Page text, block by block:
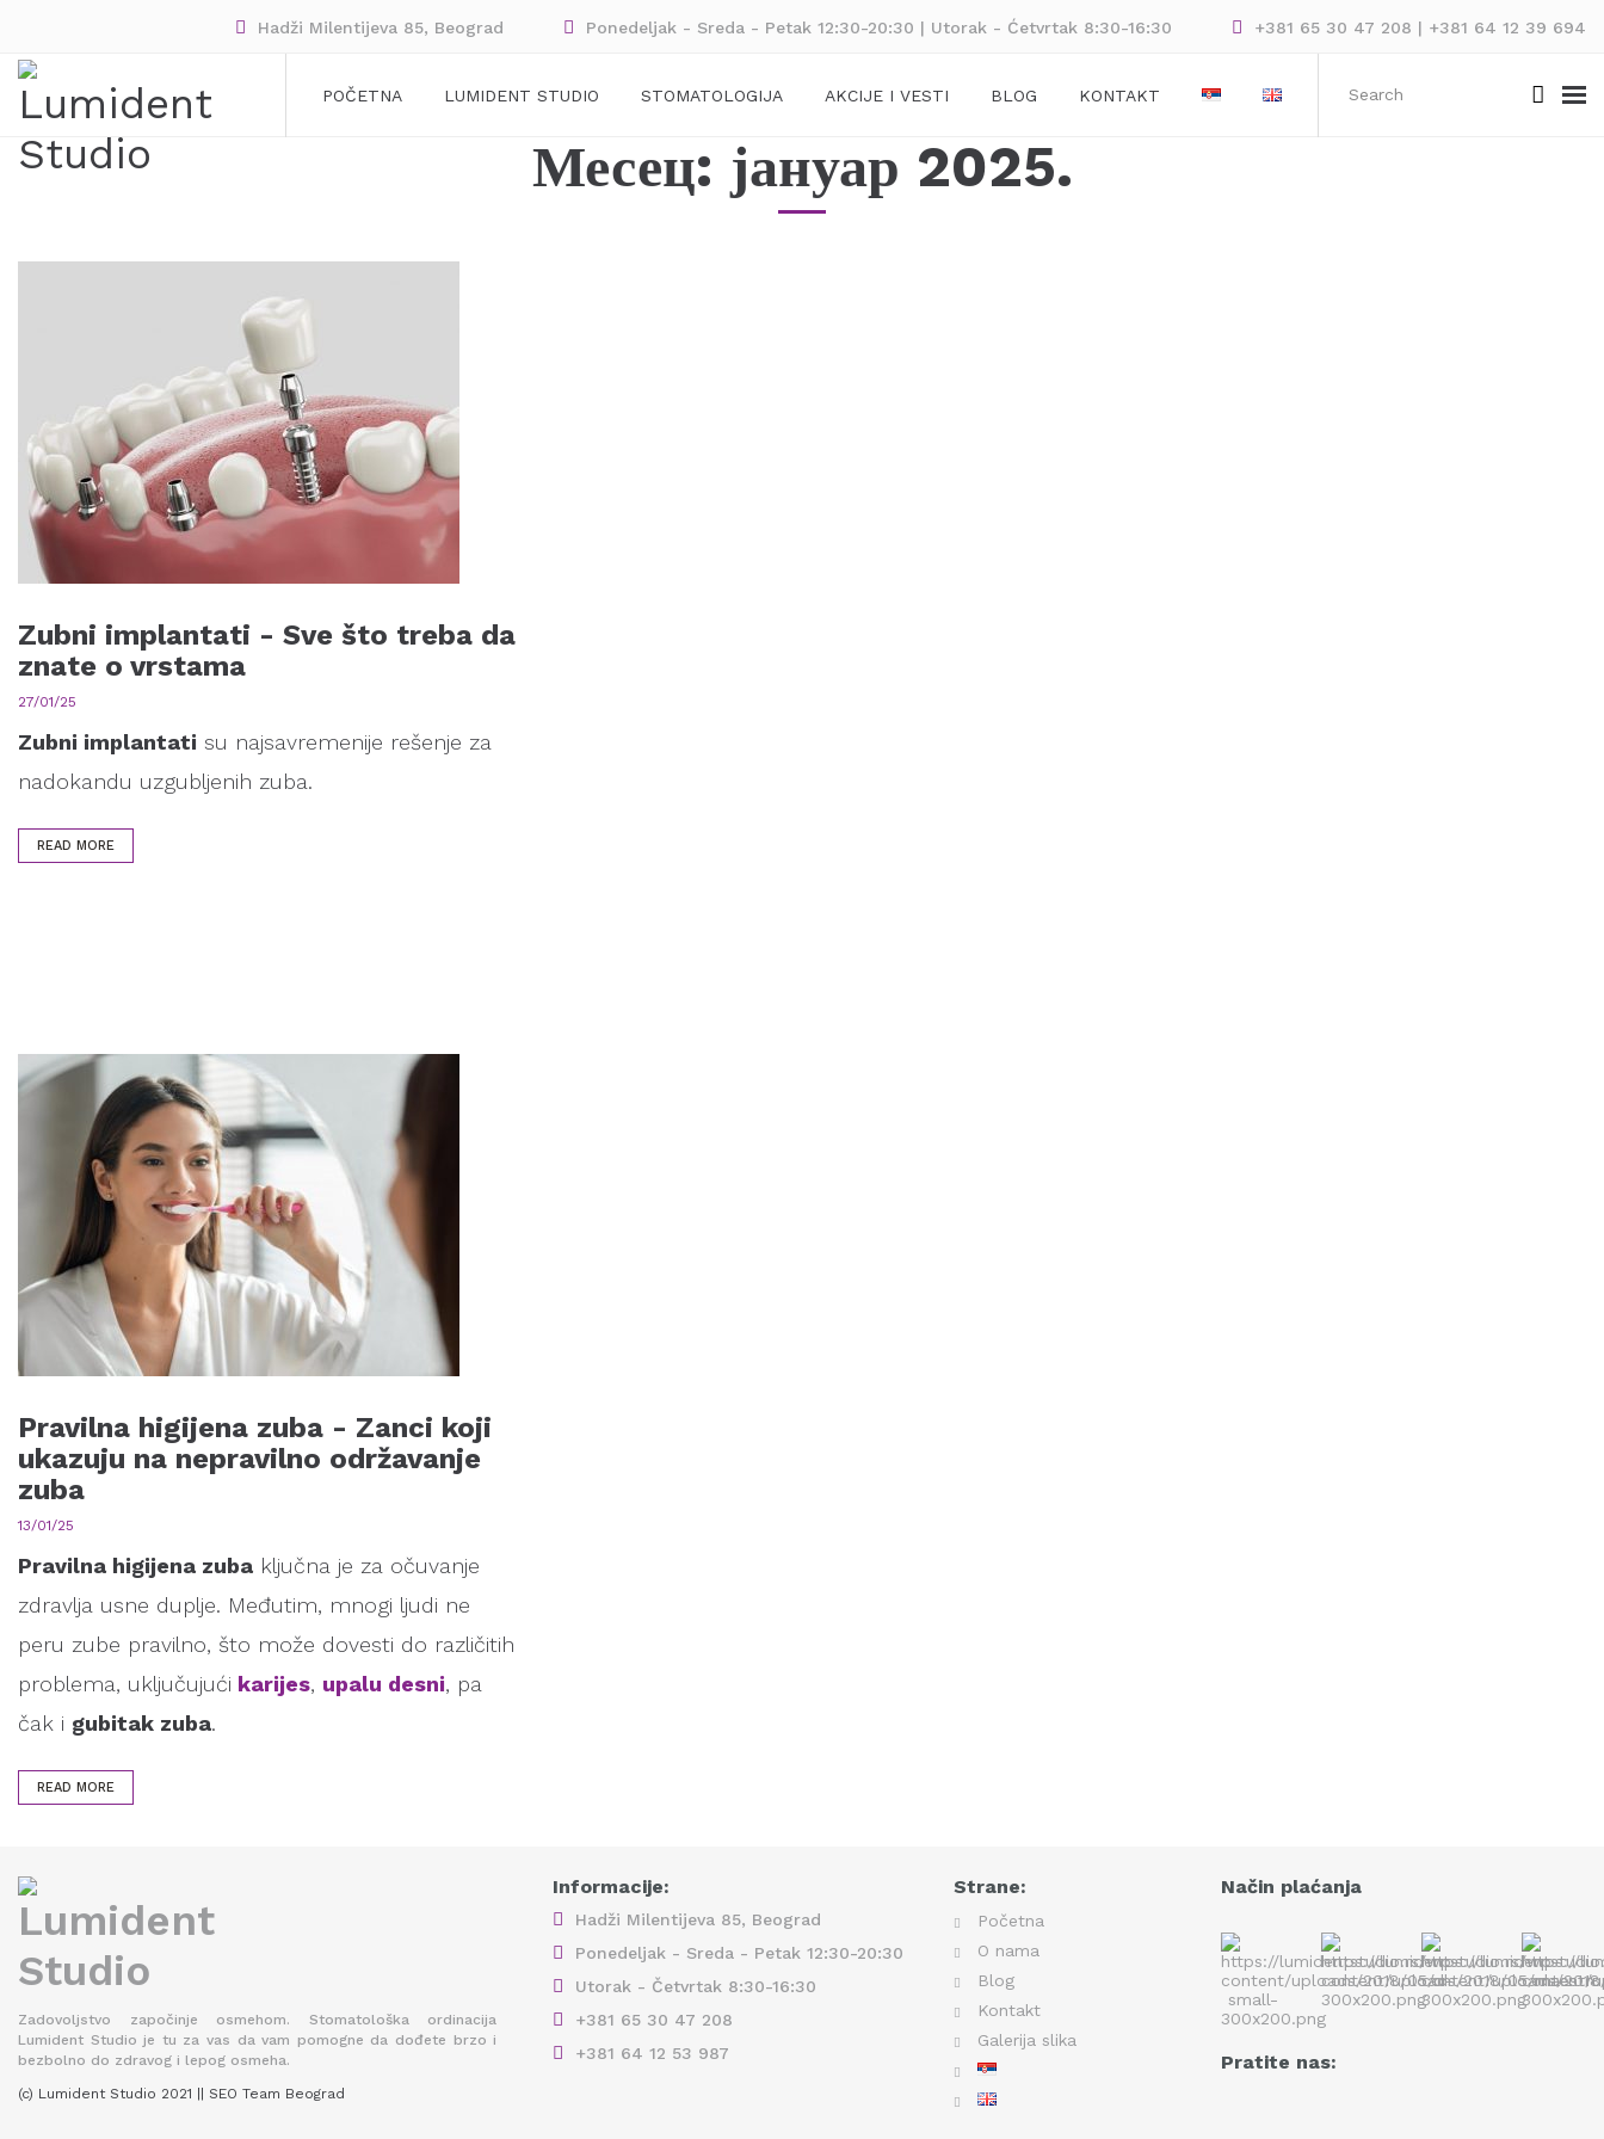
Hadži Milentijeva 85, Beograd Ponedeljak - Sreda - Petak 12:30-20:30 | Utorak - Ćetvrtak 8:30-16:30 +381 65 30 47 208 | +381 64 12 39 694
POČETNA LUMIDENT STUDIO STOMATOLOGIJA AKCIJE I VESTI BLOG KONTAKT
Месец: јануар 2025.
Zubni implantati - Sve što treba da
znate o vrstama
27/01/25
Zubni implantati su najsavremenije rešenje za
nadokandu uzgubljenih zuba.
READ MORE
Pravilna higijena zuba - Zanci koji
ukazuju na nepravilno održavanje
zuba
13/01/25
Pravilna higijena zuba ključna je za očuvanje
zdravlja usne duplje. Međutim, mnogi ljudi ne
peru zube pravilno, što može dovesti do različitih
problema, uključujući karijes, upalu desni, pa
čak i gubitak zuba.
READ MORE
Zadovoljstvo započinje osmehom. Stomatološka ordinacija
Lumident Studio je tu za vas da vam pomogne da dođete brzo i
bezbolno do zdravog i lepog osmeha.
(c) Lumident Studio 2021 || SEO Team Beograd
Informacije:
Hadži Milentijeva 85, Beograd
Ponedeljak - Sreda - Petak 12:30-20:30
Utorak - Četvrtak 8:30-16:30
+381 65 30 47 208
+381 64 12 53 987
Strane:
Početna
O nama
Blog
Kontakt
Galerija slika
Način plaćanja
Pratite nas: